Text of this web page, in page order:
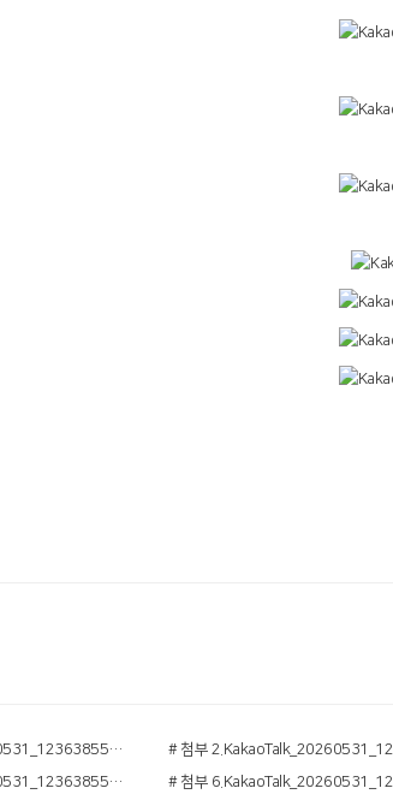
# 첨부 1.KakaoTalk_20260531_123638556.jpg
# 첨부 5.KakaoTalk_20260531_123638556_05.jpg